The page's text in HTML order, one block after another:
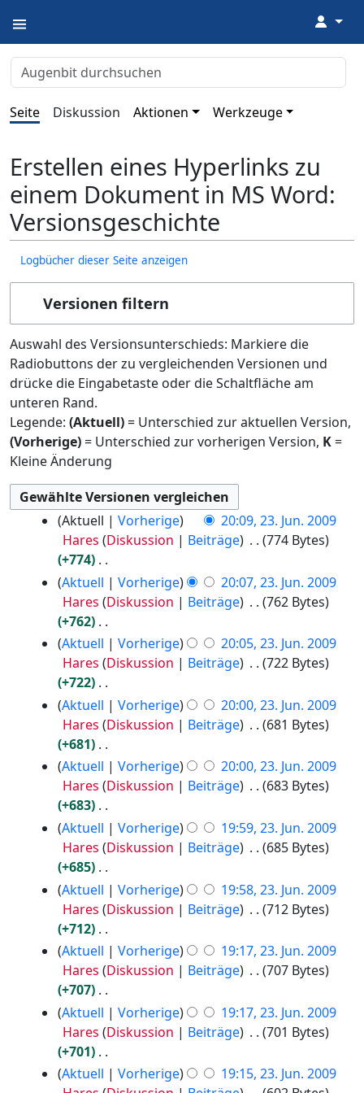
↓
Seite Diskussion Aktionen Werkzeuge
Erstellen eines Hyperlinks zu
einem Dokument in MS Word:
Versionsgeschichte
Logbücher dieser Seite anzeigen
Versionen filtern
Auswahl des Versionsunterschieds: Markiere die
Radiobuttons der zu vergleichenden Versionen und
drücke die Eingabetaste oder die Schaltfläche am
unteren Rand.
Legende: (Aktuell)= Unterschied zur aktuellen Version,
(Vorherige)= Unterschied zur vorherigen Version, K=
Kleine Änderung
Aktuell Vorherige
20:09, 23. Jun. 2009
Hares Diskussion Beiträge
774 Bytes
+774
K
i
n
e
B
a
b
e
t
u
n
g
s
u
s
a
m
m
n
f
a
Aktuell Vorherige
20:07, 23. Jun. 2009
Hares Diskussion Beiträge
762 Bytes
+762
K
i
n
e
B
e
a
r
b
e
t
u
n
g
s
u
s
a
m
m
Aktuell Vorherige
20:05, 23. Jun. 2009
Hares Diskussion Beiträge
722 Bytes
+722
K
i
n
e
B
a
b
e
t
u
n
g
s
u
s
Aktuell Vorherige
20:00, 23. Jun. 2009
Hares Diskussion Beiträge
681 Bytes
+681
K
i
n
e
B
a
b
e
t
u
n
g
s
Aktuell Vorherige
20:00, 23. Jun. 2009
Hares Diskussion Beiträge
683 Bytes
+683
K
i
n
e
B
e
a
r
b
e
t
u
Aktuell Vorherige
19:59, 23. Jun. 2009
Hares Diskussion Beiträge
685 Bytes
+685
K
i
n
e
B
a
b
e
Aktuell Vorherige
19:58, 23. Jun. 2009
Hares Diskussion Beiträge
712 Bytes
+712
K
i
n
e
B
e
a
Aktuell Vorherige
19:17, 23. Jun. 2009
Hares Diskussion Beiträge
707 Bytes
+707
K
i
n
e
Aktuell Vorherige
19:17, 23. Jun. 2009
Hares Diskussion Beiträge
701 Bytes
+701
KAktuell Vorherige
19:15, 23. Jun. 2009